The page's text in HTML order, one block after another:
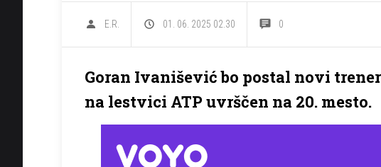
E.R. 01. 06. 2025 02.30 0
Goran Ivanišević bo postal novi
na lestvici ATP uvrščen na 20. mesto.